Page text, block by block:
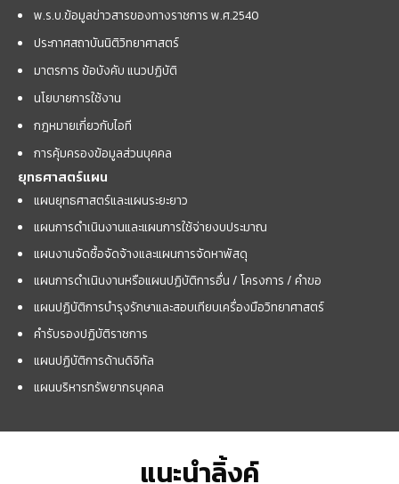
พ.ร.บ.ข้อมูลข่าวสารของทางราชการ พ.ศ.2540
ประกาศสถาบันนิติวิทยาศาสตร์
มาตรการ ข้อบังคับ แนวปฏิบัติ
นโยบายการใช้งาน
กฎหมายเกี่ยวกับไอที
การคุ้มครองข้อมูลส่วนบุคคล
ยุทธศาสตร์แผน
แผนยุทธศาสตร์และแผนระยะยาว
แผนการดำเนินงานและแผนการใช้จ่ายงบประมาณ
แผนงานจัดซื้อจัดจ้างและแผนการจัดหาพัสดุ
แผนการดำเนินงานหรือแผนปฏิบัติการอื่น / โครงการ / คำขอ
แผนปฏิบัติการบำรุงรักษาและสอบเทียบเครื่องมือวิทยาศาสตร์
คำรับรองปฏิบัติราชการ
แผนปฏิบัติการด้านดิจิทัล
แผนบริหารทรัพยากรบุคคล
แนะนำลิ้งค์